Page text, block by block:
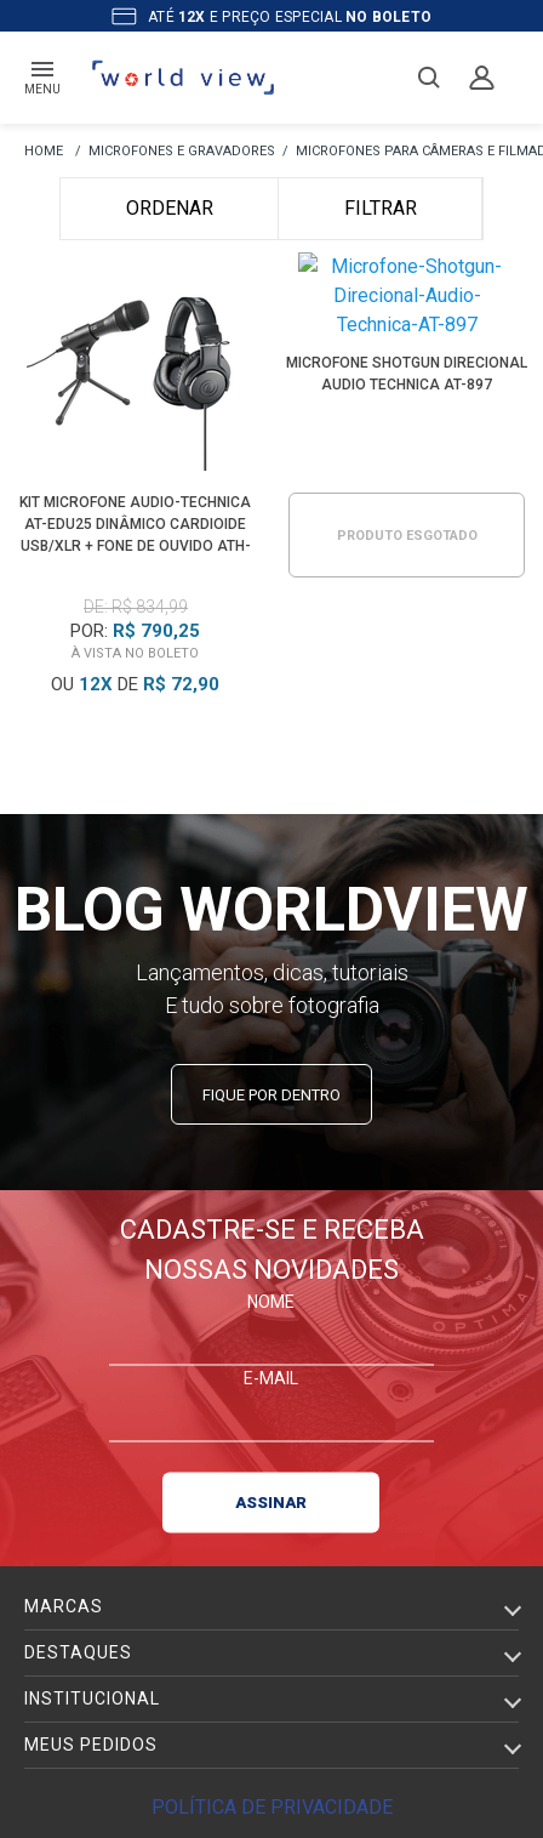
ATÉ 12X E PREÇO ESPECIAL NO BOLETO
MENU
MICROFONES E GRAVADORES MICROFONES PARA CÂMERAS E
ORDENAR FILTRAR
KIT MICROFONE AUDIO-TECHNICA
AT-EDU25 DINÂMICO CARDIOIDE
USB/XLR + FONE DE OUVIDO ATH-
DE: R$ 834,99
POR: R$ 790,25
À VISTA NO BOLETO
OU 12X DE R$ 72,90
MICROFONE SHOTGUN DIRECIONAL
AUDIO TECHNICA AT-897
PRODUTO ESGOTADO
BLOG WORLDVIEW
Lançamentos, dicas, tutoriais
E tudo sobre fotografia
FIQUE POR DENTRO
CADASTRE-SE E RECEBA
NOSSAS NOVIDADES
NOME
E-MAIL
MARCAS
DESTAQUES
INSTITUCIONAL
MEUS PEDIDOS
POLÍTICA DE PRIVACIDADE